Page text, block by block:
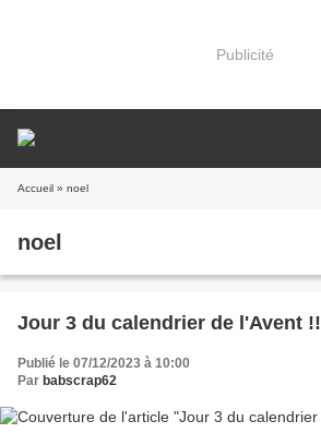
Publicité
Accueil » noel
noel
Jour 3 du calendrier de l'Avent !!
Publié le 07/12/2023 à 10:00
Par babscrap62